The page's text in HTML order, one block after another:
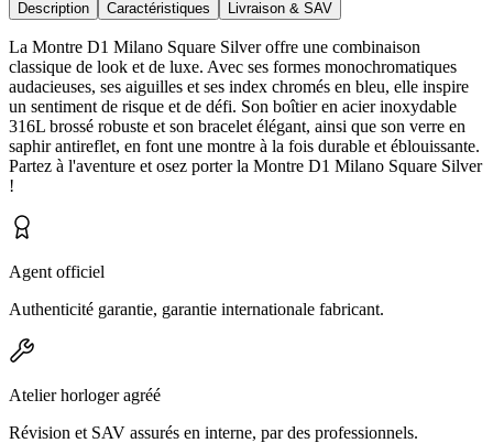
Description Caractéristiques Livraison & SAV
La Montre D1 Milano Square Silver offre une combinaison
classique de look et de luxe. Avec ses formes monochromatiques
audacieuses, ses aiguilles et ses index chromés en bleu, elle inspire
un sentiment de risque et de défi. Son boîtier en acier inoxydable
316L brossé robuste et son bracelet élégant, ainsi que son verre en
saphir antireflet, en font une montre à la fois durable et éblouissante.
Partez à l'aventure et osez porter la Montre D1 Milano Square Silver
!
Agent officiel
Authenticité garantie, garantie internationale fabricant.
Atelier horloger agréé
Révision et SAV assurés en interne, par des professionnels.